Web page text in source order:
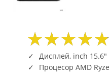
Дисплей, inch 15.6"
Процесор AMD